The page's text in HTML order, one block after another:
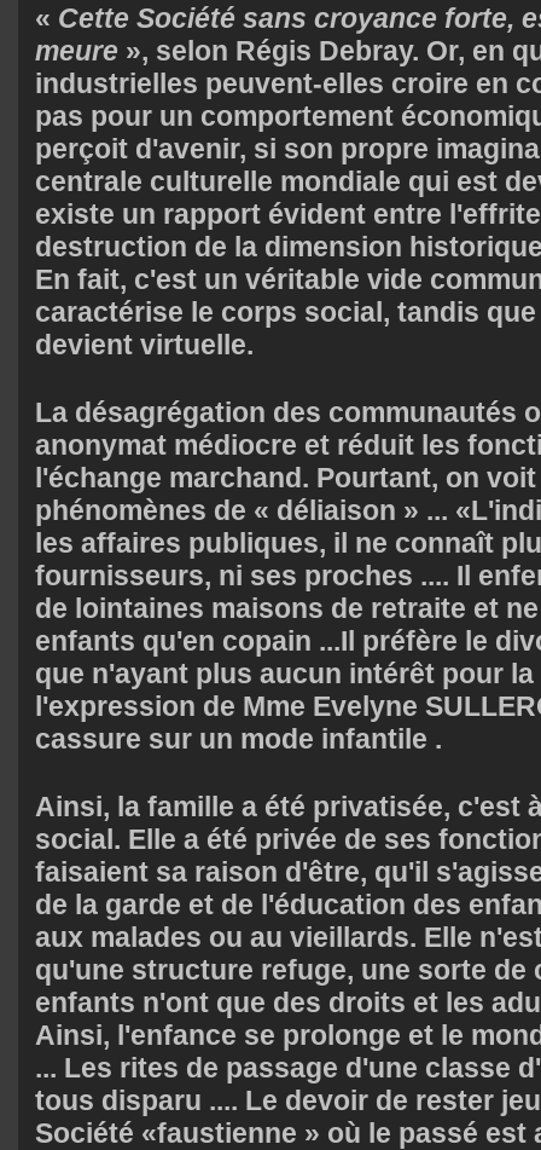
« Cette Société sans croyance forte,
meure », selon Régis Debray. Or, en
industrielles peuvent-elles croire en
pas pour un comportement
perçoit d'avenir, si son propre
centrale culturelle mondiale qui est
existe un rapport évident entre
destruction de la dimension
En fait, c'est un véritable vide
caractérise le corps social, tandis
devient virtuelle.
La désagrégation des communautés
anonymat médiocre et réduit les
l'échange marchand. Pourtant, on
phénomènes de « déliaison » ...
les affaires publiques, il ne connaît
fournisseurs, ni ses proches .... Il
de lointaines maisons de retraite et
enfants qu'en copain ...Il préfère le
que n'ayant plus aucun intérêt pour
l'expression de Mme Evelyne
cassure sur un mode infantile .
Ainsi, la famille a été privatisée, c'est
social. Elle a été privée de ses
faisaient sa raison d'être, qu'il
de la garde et de l'éducation des
aux malades ou au vieillards. Elle
qu'une structure refuge, une sorte de
enfants n'ont que des droits et les
Ainsi, l'enfance se prolonge et le
... Les rites de passage d'une classe
tous disparu .... Le devoir de rester
Société «faustienne » où le passé est